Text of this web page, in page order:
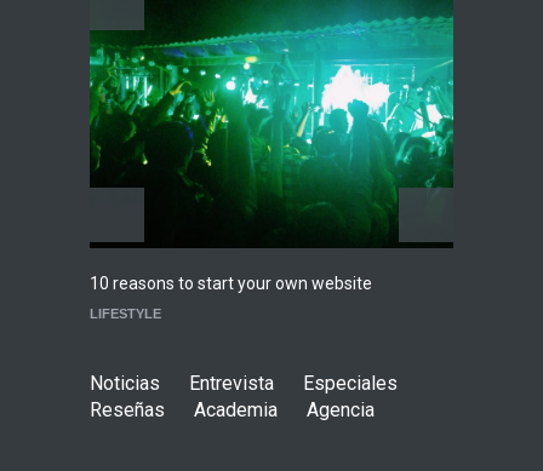
Playlist Dale Mixx 2026:
escucha las canciones que
sonarán en el festival
Agenda ,ARTICULO Conciertos
10 reasons to start your own website
LIFESTYLE
Noticias Entrevista
Especiales
Reseñas
Academia Agencia